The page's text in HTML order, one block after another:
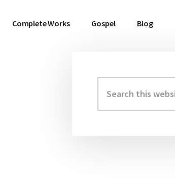
Complete Works Gospel Blog
Primary
Sidebar
this
website